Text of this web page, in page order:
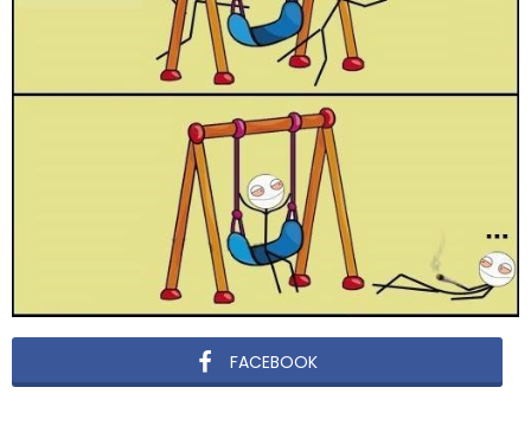
FACEBOOK